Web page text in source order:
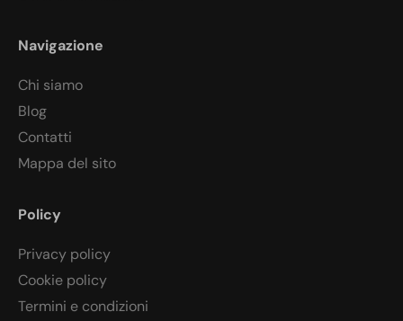
Navigazione
Chi siamo
Blog
Contatti
Mappa del sito
Policy
Privacy policy
Cookie policy
Termini e condizioni